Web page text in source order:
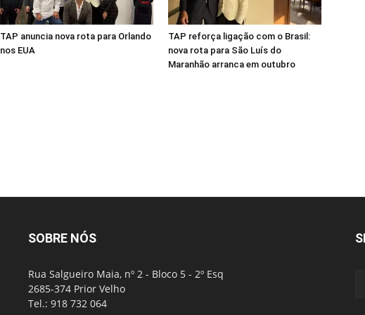
TAP anuncia nova rota para Orlando
nos EUA
TAP reforça ligação com o Brasil:
nova rota para São Luís do
Maranhão arranca em outubro
SOBRE NÓS
Rua Salgueiro Maia, nº 2 - Bloco 5 - 2º Esq
2685-374 Prior Velho
Tel.: 918 732 064